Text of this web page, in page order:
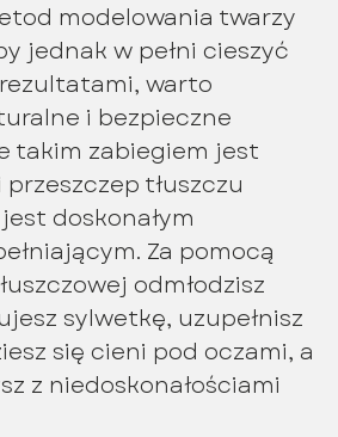
modelowania twarzy
jednak w pełni cieszyć
warto
i bezpieczne
takim zabiegiem jest
tłuszczu
doskonałym
Za pomocą
odmłodzisz
sylwetkę, uzupełnisz
się cieni pod oczami, a
z niedoskonałościami